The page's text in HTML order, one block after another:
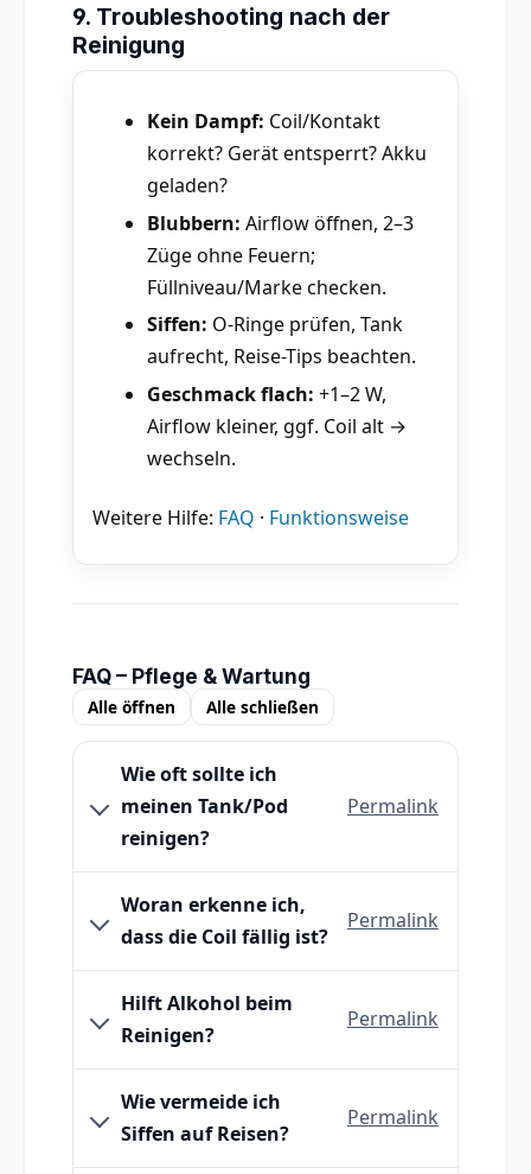
9. Troubleshooting nach der
Reinigung
Kein Dampf: Coil/Kontakt
korrekt? Gerät entsperrt? Akku
geladen?
Blubbern: Airflow öffnen, 2–3
Züge ohne Feuern;
Füllniveau/Marke checken.
Siffen: O-Ringe prüfen, Tank
aufrecht, Reise-Tips beachten.
Geschmack flach: +1–2 W,
Airflow kleiner, ggf. Coil alt →
wechseln.
Weitere Hilfe: FAQ · Funktionsweise
FAQ – Pflege & Wartung
Alle öffnen Alle schließen
Wie oft sollte ich
meinen Tank/Pod
reinigen?
Permalink
Woran erkenne ich,
dass die Coil fällig ist?
Permalink
Hilft Alkohol beim
Reinigen?
Permalink
Wie vermeide ich
Siffen auf Reisen?
Permalink